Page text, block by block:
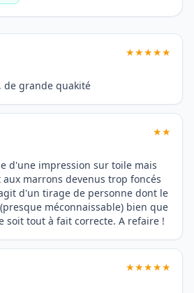
★★★★★
de grande quakité
★★
d'une impression sur toile mais
marrons devenus trop foncés
d'un tirage de personne dont le
méconnaissable) bien que
soit tout à fait correcte. A refaire !
★★★★★